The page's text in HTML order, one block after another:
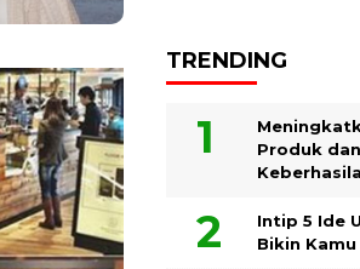
TRENDING
Produk
Intip 5 Ide
Bikin